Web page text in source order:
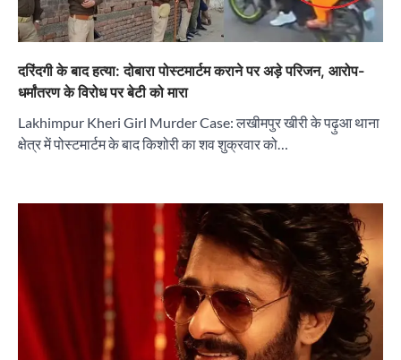
दरिंदगी के बाद हत्या: दोबारा पोस्टमार्टम कराने पर अड़े परिजन, आरोप-
धर्मांतरण के विरोध पर बेटी को मारा
Lakhimpur Kheri Girl Murder Case: लखीमपुर खीरी के पढ़ुआ थाना
क्षेत्र में पोस्टमार्टम के बाद किशोरी का शव शुक्रवार को…